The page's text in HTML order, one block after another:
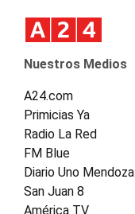
Nuestros Medios
A24.com
Primicias Ya
Radio La Red
FM Blue
Diario Uno Mendoza
San Juan 8
América TV